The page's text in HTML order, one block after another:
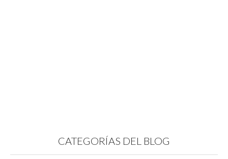
CATEGORÍAS DEL BLOG